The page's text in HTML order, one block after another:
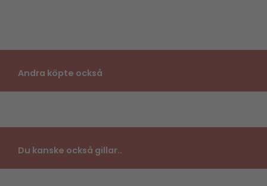
Andra köpte också
Du kanske också gillar..